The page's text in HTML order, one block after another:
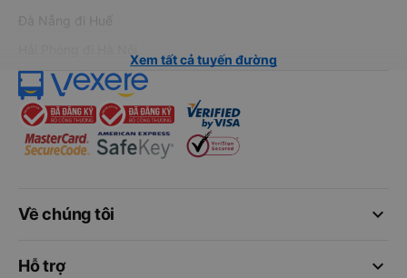
Đà Nẵng đi Huế
Xem tất cả tuyến đường
keyboard_arrow_down
Về chúng tôi
keyboard_arrow_down
Hỗ trợ